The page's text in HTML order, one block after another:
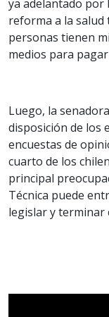
ya adelantado por
reforma a la salud
personas tienen
medios para
Luego, la senadora
disposición de los
encuestas de
cuarto de los
principal
Técnica puede
legislar y terminar